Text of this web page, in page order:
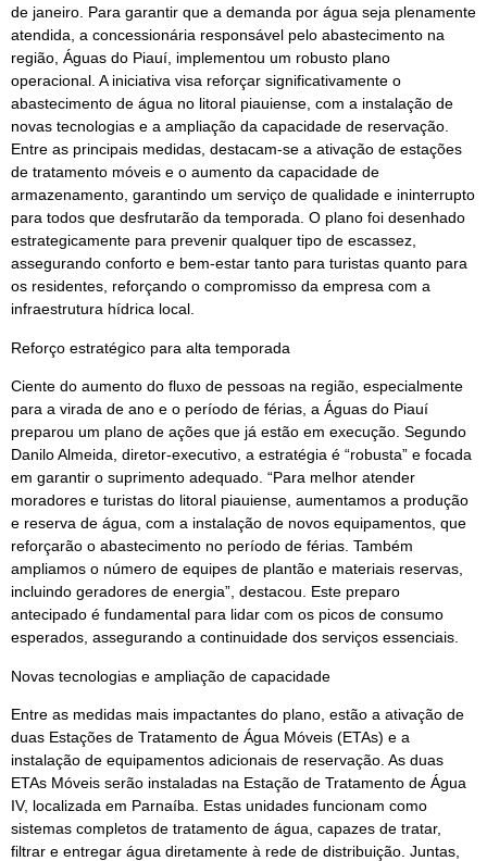
de janeiro. Para garantir que a demanda por água seja plenamente
atendida, a concessionária responsável pelo abastecimento na
região, Águas do Piauí, implementou um robusto plano
operacional. A iniciativa visa reforçar significativamente o
abastecimento de água no litoral piauiense, com a instalação de
novas tecnologias e a ampliação da capacidade de reservação.
Entre as principais medidas, destacam-se a ativação de estações
de tratamento móveis e o aumento da capacidade de
armazenamento, garantindo um serviço de qualidade e ininterrupto
para todos que desfrutarão da temporada. O plano foi desenhado
estrategicamente para prevenir qualquer tipo de escassez,
assegurando conforto e bem-estar tanto para turistas quanto para
os residentes, reforçando o compromisso da empresa com a
infraestrutura hídrica local.
Reforço estratégico para alta temporada
Ciente do aumento do fluxo de pessoas na região, especialmente
para a virada de ano e o período de férias, a Águas do Piauí
preparou um plano de ações que já estão em execução. Segundo
Danilo Almeida, diretor-executivo, a estratégia é “robusta” e focada
em garantir o suprimento adequado. “Para melhor atender
moradores e turistas do litoral piauiense, aumentamos a produção
e reserva de água, com a instalação de novos equipamentos, que
reforçarão o abastecimento no período de férias. Também
ampliamos o número de equipes de plantão e materiais reservas,
incluindo geradores de energia”, destacou. Este preparo
antecipado é fundamental para lidar com os picos de consumo
esperados, assegurando a continuidade dos serviços essenciais.
Novas tecnologias e ampliação de capacidade
Entre as medidas mais impactantes do plano, estão a ativação de
duas Estações de Tratamento de Água Móveis (ETAs) e a
instalação de equipamentos adicionais de reservação. As duas
ETAs Móveis serão instaladas na Estação de Tratamento de Água
IV, localizada em Parnaíba. Estas unidades funcionam como
sistemas completos de tratamento de água, capazes de tratar,
filtrar e entregar água diretamente à rede de distribuição. Juntas,